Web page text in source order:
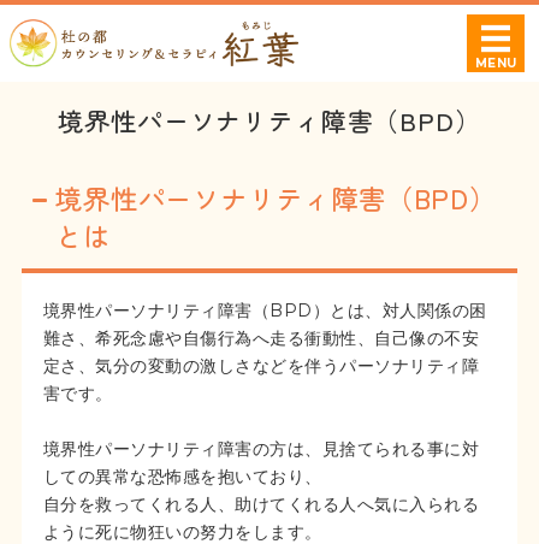
杜の都カウン
MENU
ホーム
相談可能な症状・お悩み
ご利用・ご予約について
境界性パーソナリティ障害（BPD）
境界性パーソナリティ障害（BPD）
とは
境界性パーソナリティ障害（BPD）とは、対人関係の困
難さ、希死念慮や自傷行為へ走る衝動性、自己像の不安
定さ、気分の変動の激しさなどを伴うパーソナリティ障
害です。
境界性パーソナリティ障害の方は、見捨てられる事に対
しての異常な恐怖感を抱いており、
自分を救ってくれる人、助けてくれる人へ気に入られる
ように死に物狂いの努力をします。